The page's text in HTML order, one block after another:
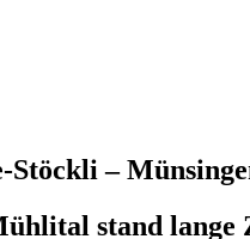
Stöckli –
stand